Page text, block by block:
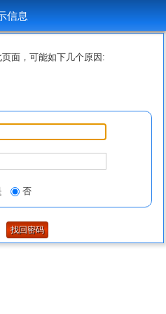
信息
面，可能如下几个原因:
否